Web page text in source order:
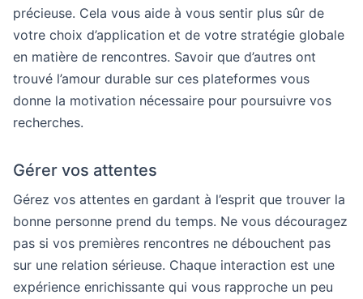
précieuse. Cela vous aide à vous sentir plus sûr de
votre choix d’application et de votre stratégie globale
en matière de rencontres. Savoir que d’autres ont
trouvé l’amour durable sur ces plateformes vous
donne la motivation nécessaire pour poursuivre vos
recherches.
Gérer vos attentes
Gérez vos attentes en gardant à l’esprit que trouver la
bonne personne prend du temps. Ne vous découragez
pas si vos premières rencontres ne débouchent pas
sur une relation sérieuse. Chaque interaction est une
expérience enrichissante qui vous rapproche un peu